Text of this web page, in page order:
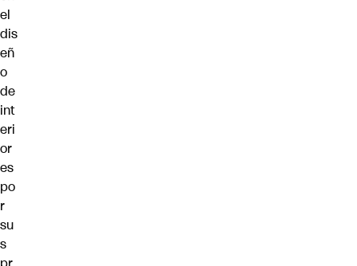
el
dis
eñ
o
de
int
eri
or
es
po
r
su
s